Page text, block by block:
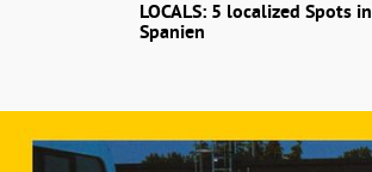
LOCALS: 5 localized Spots in
Spanien